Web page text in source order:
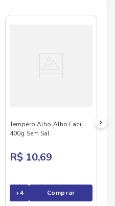
, confira abaixo:
Tempero Alho Alho Facil
400g Sem Sal
R$ 10,69
+4 Comprar